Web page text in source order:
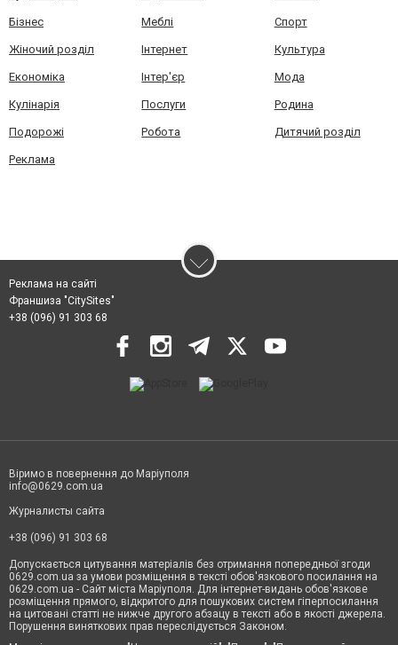
Бізнес Меблі Спорт
Жіночий розділ Інтернет Культура
Економіка Інтер'єр Мода
Кулінарія Послуги Родина
Подорожі Робота Дитячий розділ
Реклама
Реклама на сайті
Франшиза "CitySites"
+38 (096) 91 303 68
Віримо в повернення до Маріуполя
info@0629.com.ua
Журналисты сайта
+38 (096) 91 303 68
Допускається цитування матеріалів без отримання попередньої згоди
0629.com.ua за умови розміщення в тексті обов'язкового посилання на
0629.com.ua - Сайт міста Маріуполя. Для інтернет-видань обов'язкове
розміщення прямого, відкритого для пошукових систем гіперпосилання
на цитовані статті не нижче другого абзацу в тексті або в якості джерела.
Порушення виняткових прав переслідується Законом.